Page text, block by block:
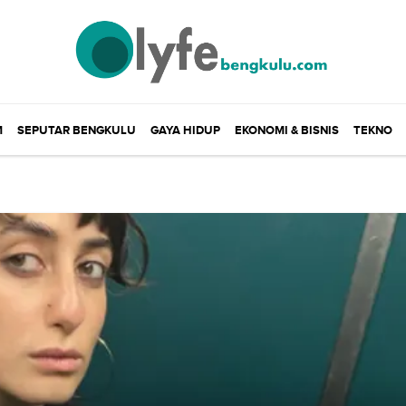
SEPUTAR BENGKULU GAYA HIDUP EKONOMI & BISNIS TEKNO